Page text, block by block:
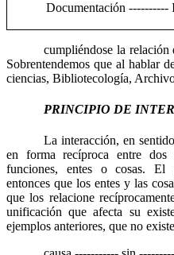
Documentación ----------
cumpliéndose la relación
Sobrentendemos que al hablar
ciencias, Bibliotecología,
PRINCIPIO DE
La interacción, en
en forma recíproca entre dos
funciones, entes o cosas. El
entonces que los entes y las
que los relacione
unificación que afecta su
ejemplos anteriores, que no